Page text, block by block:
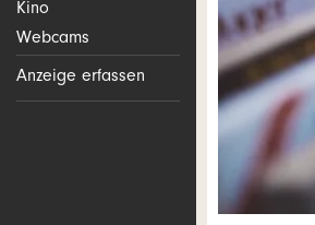
Kino
Webcams
Anzeige erfassen